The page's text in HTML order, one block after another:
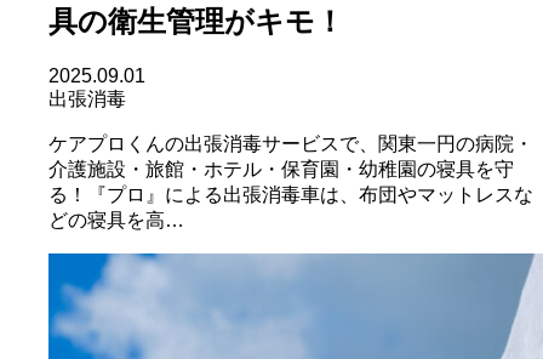
具の衛生管理がキモ！
2025.09.01
出張消毒
ケアプロくんの出張消毒サービスで、関東一円の病院・
介護施設・旅館・ホテル・保育園・幼稚園の寝具を守
る！『プロ』による出張消毒車は、布団やマットレスな
どの寝具を高…